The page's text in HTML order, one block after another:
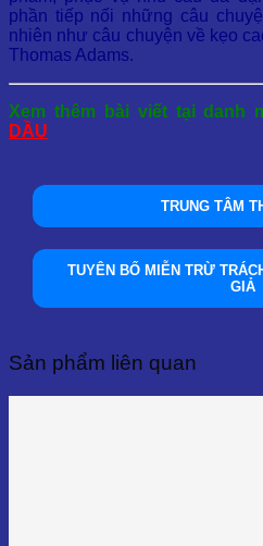
phần tiếp nối những câu
nhiên như câu chuyện về kẹo
Thomas Adams.
Xem thêm bài viết tại danh
DẦU
TRUNG TÂM
TUYÊN BỐ MIỄN TRỪ
GIẢ
Sản phẩm liên quan